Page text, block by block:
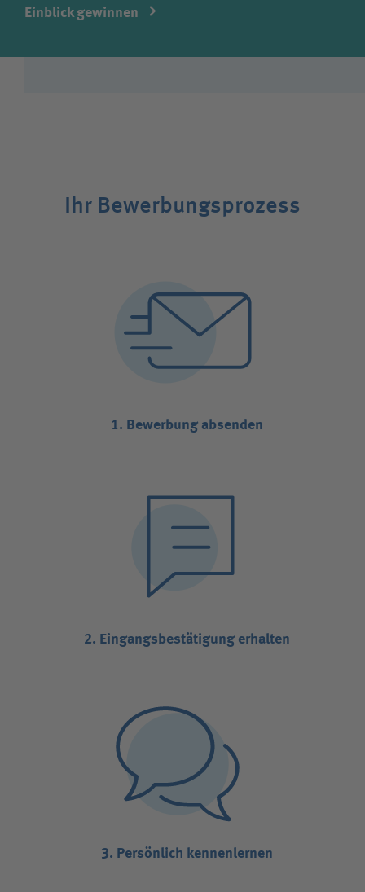
Einblick gewinnen
Ihr Bewerbungsprozess
1. Bewerbung absenden
2. Eingangsbestätigung erhalten
3. Persönlich kennenlernen